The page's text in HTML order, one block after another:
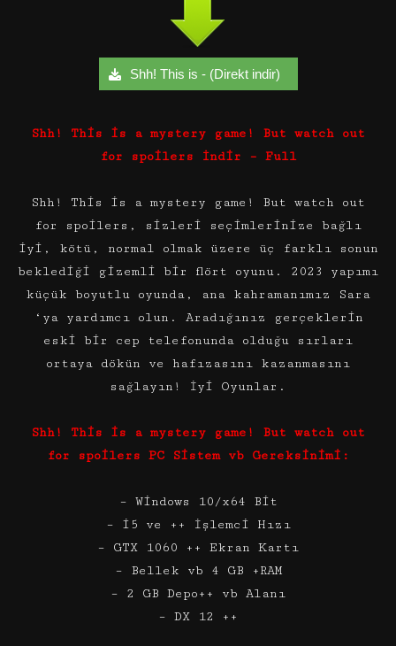
Shh! This is - (Direkt indir)
Shh! This is a mystery game! But watch out
for spoilers İndir – Full
Shh! This is a mystery game! But watch out
for spoilers, sizleri seçimlerinize bağlı
iyi, kötü, normal olmak üzere üç farklı sonun
beklediği gizemli bir flört oyunu. 2023 yapımı
küçük boyutlu oyunda, ana kahramanımız Sara
‘ya yardımcı olun. Aradığınız gerçeklerin
eski bir cep telefonunda olduğu sırları
ortaya dökün ve hafızasını kazanmasını
sağlayın! İyi Oyunlar.
Shh! This is a mystery game! But watch out
for spoilers PC Sistem vb Gereksinimi:
– Windows 10/x64 Bit
– i5 ve ++ İşlemci Hızı
– GTX 1060 ++ Ekran Kartı
– Bellek vb 4 GB +RAM
– 2 GB Depo++ vb Alanı
– DX 12 ++